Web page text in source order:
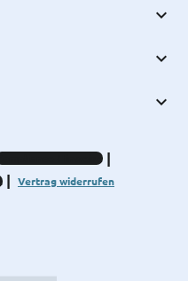
Hinweise
Vertrag widerrufen